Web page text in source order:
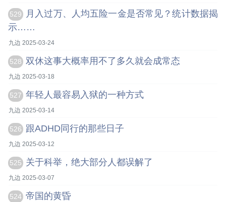
529
月入过万、人均五险一金是否常见？统计数据揭
示……
九边 2025-03-24
528 双休这事大概率用不了多久就会成常态
九边 2025-03-18
527 年轻人最容易入狱的一种方式
九边 2025-03-14
526 跟ADHD同行的那些日子
九边 2025-03-12
525 关于科举，绝大部分人都误解了
九边 2025-03-07
524 帝国的黄昏